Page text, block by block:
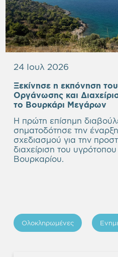
24 Ιουλ 2026
Ξεκίνησε η εκπόνηση
Οργάνωσης και
το Βουρκάρι Μεγάρων
Η πρώτη επίσημη
σηματοδότησε την
σχεδιασμού για την
διαχείριση του υγρότοπου
Βουρκαρίου.
Ολοκληρωμένες